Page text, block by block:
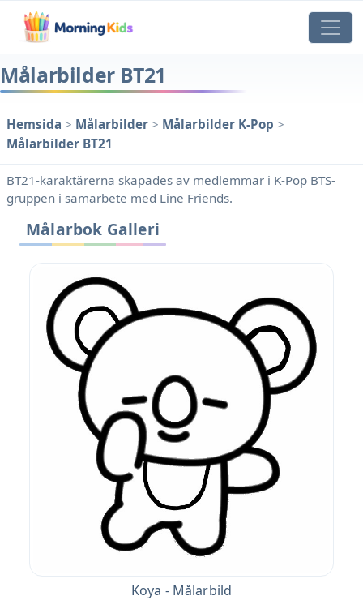
Målarbilder BT21
Hemsida > Målarbilder > Målarbilder K-Pop >
Målarbilder BT21
BT21-karaktärerna skapades av medlemmar i K-Pop BTS-
gruppen i samarbete med Line Friends.
Målarbok Galleri
Koya - Målarbild